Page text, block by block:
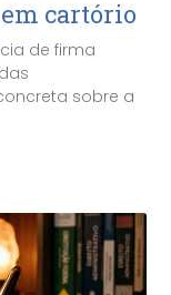
cartório
de firma
sobre a